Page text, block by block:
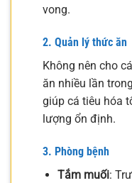
vong.
2. Quản lý thức ăn
Không nên cho
ăn nhiều lần
giúp cá tiêu hóa
lượng ổn định.
3. Phòng bệnh
Tắm muối: